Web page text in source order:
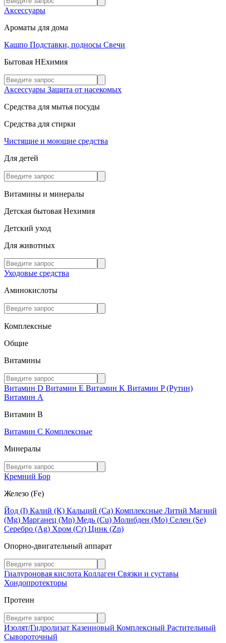
Аксессуары
Ароматы для дома
Кашпо Подставки, подносы Свечи
Бытовая НЕхимия
Аксессуары Защита от насекомых
Средства для мытья посуды
Средства для стирки
Чистящие и моющие средства
Для детей
Витамины и минералы
Детская бытовая Нехимия
Детский уход
Для животных
Уходовые средства
Аминокислоты
Комплексные
Общие
Витамины
Витамин D Витамин E Витамин K Витамин P (Рутин)
Витамин А
Витамин В
Витамин C Комплексные
Минералы
Кремний Бор
Железо (Fe)
Йод (I) Калий (К) Кальций (Са) Комплексные Литий Магний
(Mg) Марганец (Mn) Медь (Сu) Молибден (Мо) Селен (Se)
Серебро (Ag) Хром (Cr) Цинк (Zn)
Опорно-двигательный аппарат
Гиалуроновая кислота Коллаген Связки и суставы
Хондопротекторы
Протеин
Изолят/Гидролизат Казеиновый Комплексный Растительный
Сывороточный